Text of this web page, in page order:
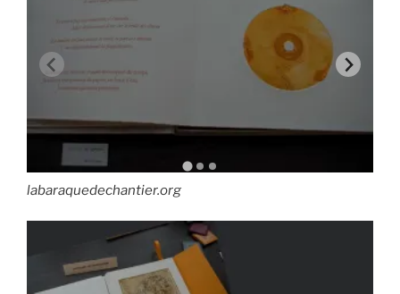
labaraquedechantier.org